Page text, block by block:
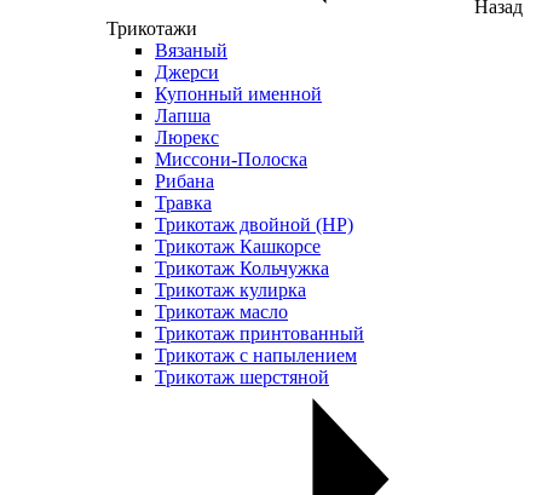
Назад
Трикотажи
Вязаный
Джерси
Купонный именной
Лапша
Люрекс
Миссони-Полоска
Рибана
Травка
Трикотаж двойной (НР)
Трикотаж Кашкорсе
Трикотаж Кольчужка
Трикотаж кулирка
Трикотаж масло
Трикотаж принтованный
Трикотаж с напылением
Трикотаж шерстяной